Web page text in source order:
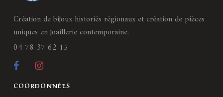
Création de bijoux historiés régionaux et création de pièces
uniques en joaillerie contemporaine.
04 78 37 62 15
COORDONNÉES